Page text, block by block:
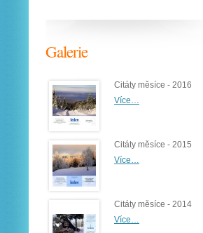
Galerie
Citáty měsíce - 2016
Více…
Citáty měsíce - 2015
Více…
Citáty měsíce - 2014
Více…